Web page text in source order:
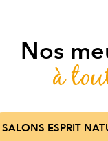
Nos
à
SALONS ESPRIT